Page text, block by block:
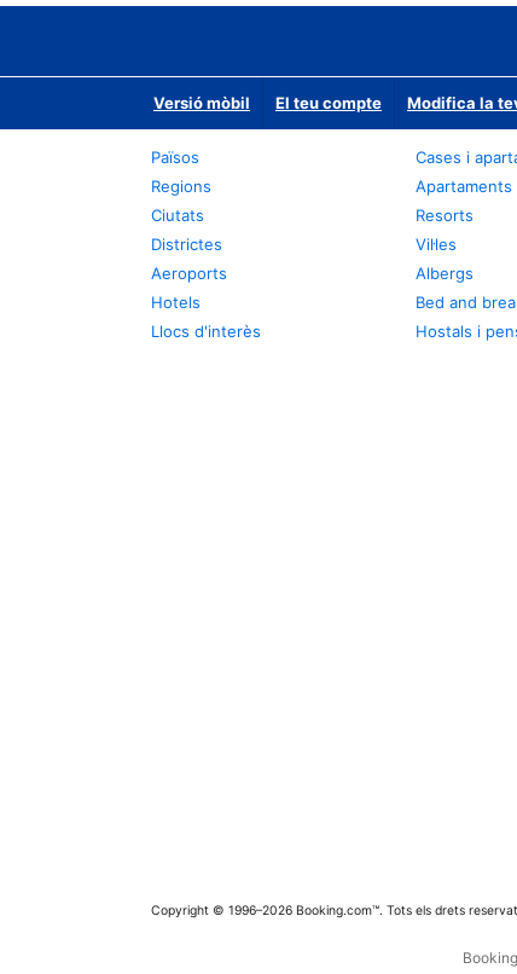
Versió mòbil El teu compte Modifica la
Països
Regions
Ciutats
Districtes
Aeroports
Hotels
Llocs d'interès
Cases i
Apartaments
Resorts
Vil·les
Albergs
Bed and
Hostals i
Copyright © 1996–2026 Booking.com™. Tots els drets